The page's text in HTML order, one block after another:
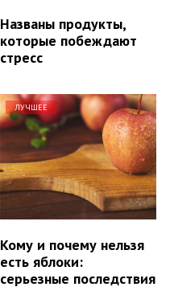
Названы продукты,
которые побеждают
стресс
ЛУЧШЕЕ
Кому и почему нельзя
есть яблоки:
серьезные последствия